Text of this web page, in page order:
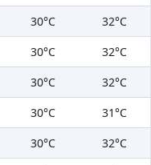
30°C
32°C
30°C
32°C
30°C
32°C
30°C
31°C
30°C
32°C